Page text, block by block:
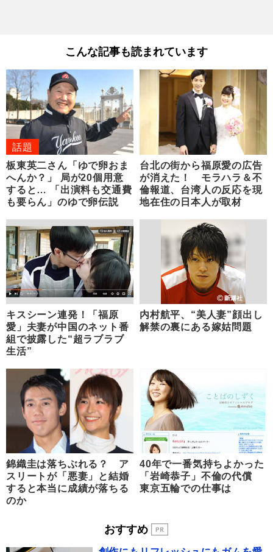
こんな記事も読まれています
話題
板東英二さん「ゆで卵おま
へんか？」 局が20個用意
すると… 「出演料も交通費
も要らん」のゆで卵伝説
台北の街から福原愛の広告
が消えた！ モラハラ＆不
倫報道、台湾人の反応を現
地在住の日本人が取材
キスシーン連発！「福原
愛」夫妻が中国のネット番
組で披露した“超ラブラブ
生活”
内村航平、“美人妻”顔出し
解禁の裏にある嫁姑問題
錦織圭は落ちぶれる？ ア
スリートが「悪妻」と結婚
すると本当に成績が落ちる
のか
40年で一番気持ちよかった
「岩崎恭子」不倫の代償
東京五輪での仕事は
おすすめ